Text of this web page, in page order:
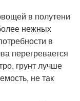
в полутени
нежных
в
перегревается
грунт лучше
не так